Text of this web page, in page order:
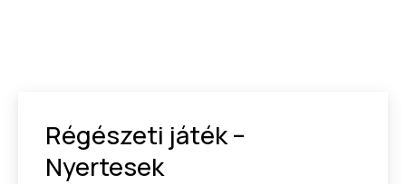
Régészeti játék –
Nyertesek